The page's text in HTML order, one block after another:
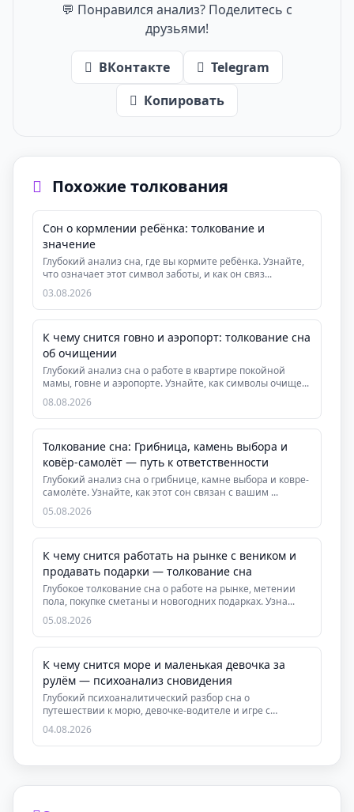
💬 Понравился анализ? Поделитесь с
друзьями!
ВКонтакте
Telegram
Копировать
Похожие толкования
Сон о кормлении ребёнка: толкование и
значение
Глубокий анализ сна, где вы кормите ребёнка. Узнайте,
что означает этот символ заботы, и как он связ...
03.08.2026
К чему снится говно и аэропорт: толкование сна
об очищении
Глубокий анализ сна о работе в квартире покойной
мамы, говне и аэропорте. Узнайте, как символы очище...
08.08.2026
Толкование сна: Грибница, камень выбора и
ковёр-самолёт — путь к ответственности
Глубокий анализ сна о грибнице, камне выбора и ковре-
самолёте. Узнайте, как этот сон связан с вашим ...
05.08.2026
К чему снится работать на рынке с веником и
продавать подарки — толкование сна
Глубокое толкование сна о работе на рынке, метении
пола, покупке сметаны и новогодних подарках. Узна...
05.08.2026
К чему снится море и маленькая девочка за
рулём — психоанализ сновидения
Глубокий психоаналитический разбор сна о
путешествии к морю, девочке-водителе и игре с
жонглёром. Уз...
04.08.2026